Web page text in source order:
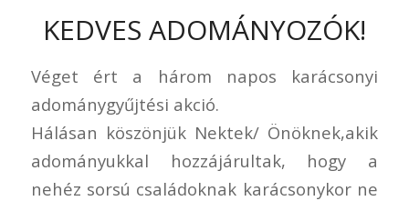
KEDVES ADOMÁNYOZÓK!
Véget ért a három napos karácsonyi
adománygyűjtési akció.
Hálásan köszönjük Nektek/ Önöknek,akik
adományukkal hozzájárultak, hogy a
nehéz sorsú családoknak karácsonykor ne